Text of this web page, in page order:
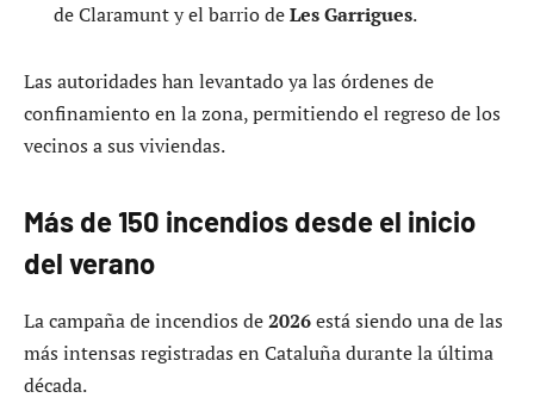
de Claramunt y el barrio deLes Garrigues.
Las autoridades han levantado ya las órdenes de
confinamiento en la zona, permitiendo el regreso de los
vecinos a sus viviendas.
Más de 150 incendios desde el inicio
del verano
La campaña de incendios de2026está siendo una de las
más intensas registradas en Cataluña durante la última
década.